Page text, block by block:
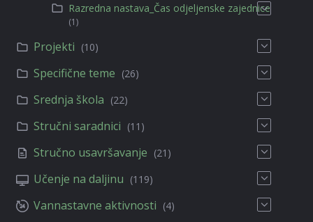
Razredna nastava_Čas odjeljenske zajednice
(1)
Projekti (10)
Specifične teme (26)
Srednja škola (22)
Stručni saradnici (11)
Stručno usavršavanje (21)
Učenje na daljinu (119)
Vannastavne aktivnosti (4)